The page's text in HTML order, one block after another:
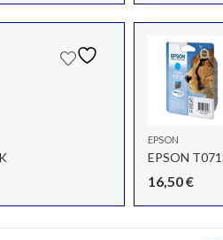
EPSON
EPSON
16,50€